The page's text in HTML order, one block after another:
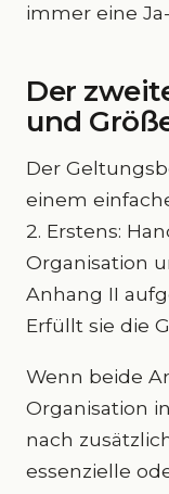
immer eine
Der
und
Der
einem
2. Erstens:
Organisation
Anhang II
Erfüllt sie die
Wenn beide
Organisation
nach
essenzielle